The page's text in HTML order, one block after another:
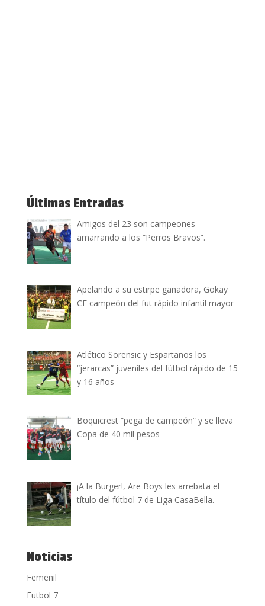
Últimas Entradas
Amigos del 23 son campeones
amarrando a los “Perros Bravos”.
Apelando a su estirpe ganadora, Gokay
CF campeón del fut rápido infantil mayor
Atlético Sorensic y Espartanos los
“jerarcas” juveniles del fútbol rápido de 15
y 16 años
Boquicrest “pega de campeón” y se lleva
Copa de 40 mil pesos
¡A la Burger!, Are Boys les arrebata el
título del fútbol 7 de Liga CasaBella.
Noticias
Femenil
Futbol 7